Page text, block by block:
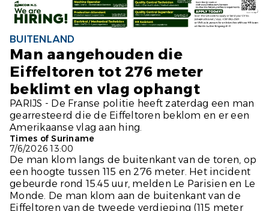
BUITENLAND
Man aangehouden die
Eiffeltoren tot 276 meter
beklimt en vlag ophangt
PARIJS - De Franse politie heeft zaterdag een man
gearresteerd die de Eiffeltoren beklom en er een
Amerikaanse vlag aan hing.
Times of Suriname
7/6/2026 13:00
De man klom langs de buitenkant van de toren, op
een hoogte tussen 115 en 276 meter. Het incident
gebeurde rond 15.45 uur, melden Le Parisien en Le
Monde. De man klom aan de buitenkant van de
Eiffeltoren van de tweede verdieping (115 meter